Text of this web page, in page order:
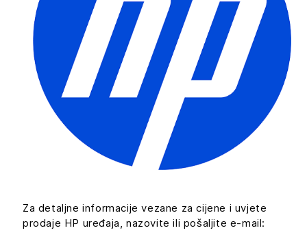
Za detaljne informacije vezane za cijene i uvjete
prodaje HP uređaja, nazovite ili pošaljite e-mail: